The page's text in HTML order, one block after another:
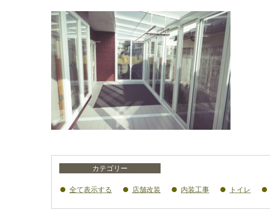
カテゴリー
全て表示する 店舗改装 内装工事 トイレ